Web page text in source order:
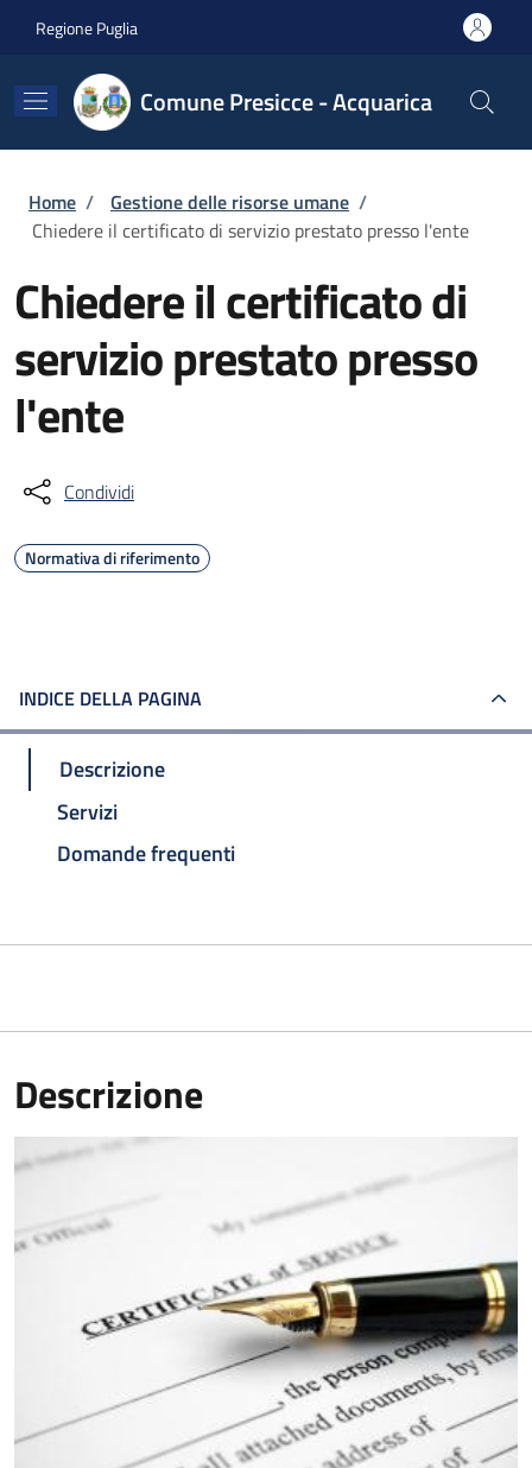
Regione Puglia
Comune Presicce - Acquarica
Briciole di pane
Home / Gestione delle risorse umane /
Chiedere il certificato di servizio prestato presso l'ente
Chiedere il certificato di
servizio prestato presso
l'ente
Condividi
Normativa di riferimento
INDICE DELLA PAGINA
Descrizione
Servizi
Domande frequenti
Descrizione